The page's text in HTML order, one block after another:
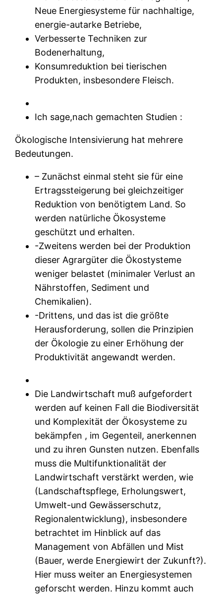
Neue Energiesysteme für nachhaltige,
energie-autarke Betriebe,
Verbesserte Techniken zur
Bodenerhaltung,
Konsumreduktion bei tierischen
Produkten, insbesondere Fleisch.
Ich sage,nach gemachten Studien :
Ökologische Intensivierung hat mehrere
Bedeutungen.
– Zunächst einmal steht sie für eine
Ertragssteigerung bei gleichzeitiger
Reduktion von benötigtem Land. So
werden natürliche Ökosysteme
geschützt und erhalten.
-Zweitens werden bei der Produktion
dieser Agrargüter die Ökostysteme
weniger belastet (minimaler Verlust an
Nährstoffen, Sediment und
Chemikalien).
-Drittens, und das ist die größte
Herausforderung, sollen die Prinzipien
der Ökologie zu einer Erhöhung der
Produktivität angewandt werden.
Die Landwirtschaft muß aufgefordert
werden auf keinen Fall die Biodiversität
und Komplexität der Ökosysteme zu
bekämpfen , im Gegenteil, anerkennen
und zu ihren Gunsten nutzen. Ebenfalls
muss die Multifunktionalität der
Landwirtschaft verstärkt werden, wie
(Landschaftspflege, Erholungswert,
Umwelt-und Gewässerschutz,
Regionalentwicklung), insbesondere
betrachtet im Hinblick auf das
Management von Abfällen und Mist
(Bauer, werde Energiewirt der Zukunft?).
Hier muss weiter an Energiesystemen
geforscht werden. Hinzu kommt auch